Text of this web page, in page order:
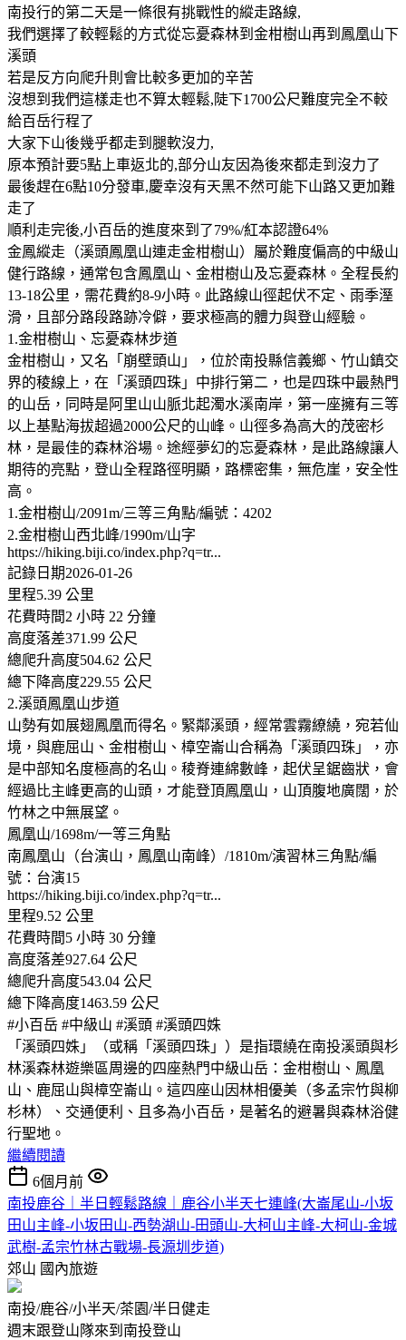
南投行的第二天是一條很有挑戰性的縱走路線,
我們選擇了較輕鬆的方式從忘憂森林到金柑樹山再到鳳凰山下
溪頭
若是反方向爬升則會比較多更加的辛苦
沒想到我們這樣走也不算太輕鬆,陡下1700公尺難度完全不較
給百岳行程了
大家下山後幾乎都走到腿軟沒力,
原本預計要5點上車返北的,部分山友因為後來都走到沒力了
最後趕在6點10分發車,慶幸沒有天黑不然可能下山路又更加難
走了
順利走完後,小百岳的進度來到了79%/紅本認證64%
金鳳縱走（溪頭鳳凰山連走金柑樹山）屬於難度偏高的中級山
健行路線，通常包含鳳凰山、金柑樹山及忘憂森林。全程長約
13-18公里，需花費約8-9小時。此路線山徑起伏不定、雨季溼
滑，且部分路段路跡冷僻，要求極高的體力與登山經驗。
1.金柑樹山、忘憂森林步道
金柑樹山，又名「崩壁頭山」，位於南投縣信義鄉、竹山鎮交
界的稜線上，在「溪頭四珠」中排行第二，也是四珠中最熱門
的山岳，同時是阿里山山脈北起濁水溪南岸，第一座擁有三等
以上基點海拔超過2000公尺的山峰。山徑多為高大的茂密杉
林，是最佳的森林浴場。途經夢幻的忘憂森林，是此路線讓人
期待的亮點，登山全程路徑明顯，路標密集，無危崖，安全性
高。
1.金柑樹山/2091m/三等三角點/編號：4202
2.金柑樹山西北峰/1990m/山字
https://hiking.biji.co/index.php?q=tr...
記錄日期2026-01-26
里程5.39 公里
花費時間2 小時 22 分鐘
高度落差371.99 公尺
總爬升高度504.62 公尺
總下降高度229.55 公尺
2.溪頭鳳凰山步道
山勢有如展翅鳳凰而得名。緊鄰溪頭，經常雲霧繚繞，宛若仙
境，與鹿屈山、金柑樹山、樟空崙山合稱為「溪頭四珠」，亦
是中部知名度極高的名山。稜脊連綿數峰，起伏呈鋸齒狀，會
經過比主峰更高的山頭，才能登頂鳳凰山，山頂腹地廣闊，於
竹林之中無展望。
鳳凰山/1698m/一等三角點
南鳳凰山（台演山，鳳凰山南峰）/1810m/演習林三角點/編
號：台演15
https://hiking.biji.co/index.php?q=tr...
里程9.52 公里
花費時間5 小時 30 分鐘
高度落差927.64 公尺
總爬升高度543.04 公尺
總下降高度1463.59 公尺
#小百岳 #中級山 #溪頭 #溪頭四姝
「溪頭四姝」（或稱「溪頭四珠」）是指環繞在南投溪頭與杉
林溪森林遊樂區周邊的四座熱門中級山岳：金柑樹山、鳳凰
山、鹿屈山與樟空崙山。這四座山因林相優美（多孟宗竹與柳
杉林）、交通便利、且多為小百岳，是著名的避暑與森林浴健
行聖地。
繼續閱讀
6個月前
南投鹿谷｜半日輕鬆路線｜鹿谷小半天七連峰(大崙尾山-小坂
田山主峰-小坂田山-西勢湖山-田頭山-大柯山主峰-大柯山-金城
武樹-孟宗竹林古戰場-長源圳步道)
郊山 國內旅遊
南投/鹿谷/小半天/茶園/半日健走
週末跟登山隊來到南投登山